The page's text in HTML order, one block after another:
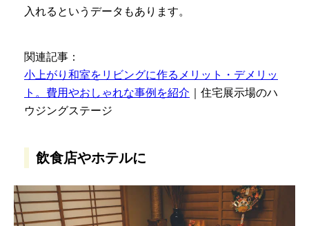
入れるというデータもあります。
関連記事：
小上がり和室をリビングに作るメリット・デメリッ
ト。費用やおしゃれな事例を紹介 ｜住宅展示場のハ
ウジングステージ
飲食店やホテルに